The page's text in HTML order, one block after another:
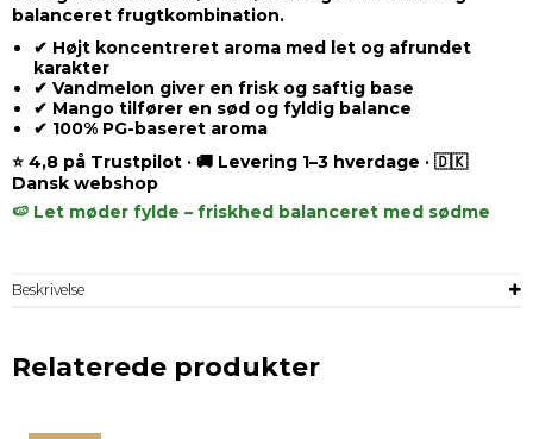
balanceret frugtkombination.
✔ Højt koncentreret aroma med let og afrundet
karakter
✔ Vandmelon giver en frisk og saftig base
✔ Mango tilfører en sød og fyldig balance
✔ 100% PG-baseret aroma
⭐ 4,8 på Trustpilot · 🚚 Levering 1–3 hverdage · 🇩🇰
Dansk webshop
🍉 Let møder fylde – friskhed balanceret med sødme
Beskrivelse
Relaterede produkter